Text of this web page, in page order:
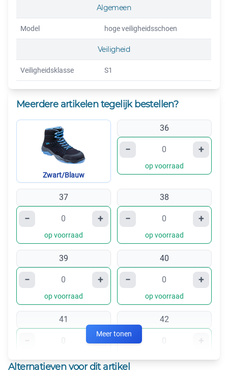
Algemeen
Model hoge veiligheidsschoen
Veiligheid
Veiligheidsklasse S1
Meerdere artikelen tegelijk bestellen?
Zwart/Blauw
36
− +
op voorraad
37
− +
op voorraad
38
− +
op voorraad
39
− +
op voorraad
40
− +
op voorraad
41 42
+
Meer tonen
Alternatieven voor dit artikel